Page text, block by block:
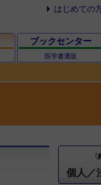
はじめての
ブックセンター
医学書通販
個人／